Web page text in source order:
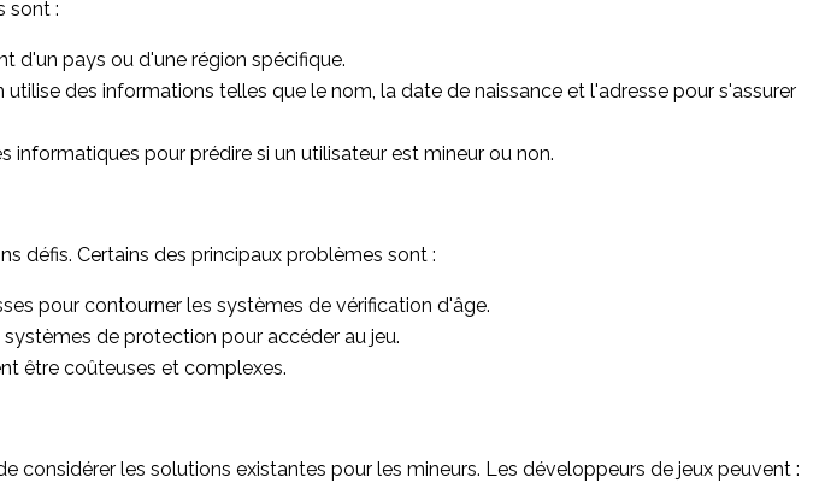
sont :
d'un pays ou d'une région spécifique.
utilise des informations telles que le nom, la date de naissance et l'adresse pour s'assurer
informatiques pour prédire si un utilisateur est mineur ou non.
défis. Certains des principaux problèmes sont :
pour contourner les systèmes de vérification d'âge.
de protection pour accéder au jeu.
être coûteuses et complexes.
les solutions existantes pour les mineurs. Les développeurs de jeux peuvent :